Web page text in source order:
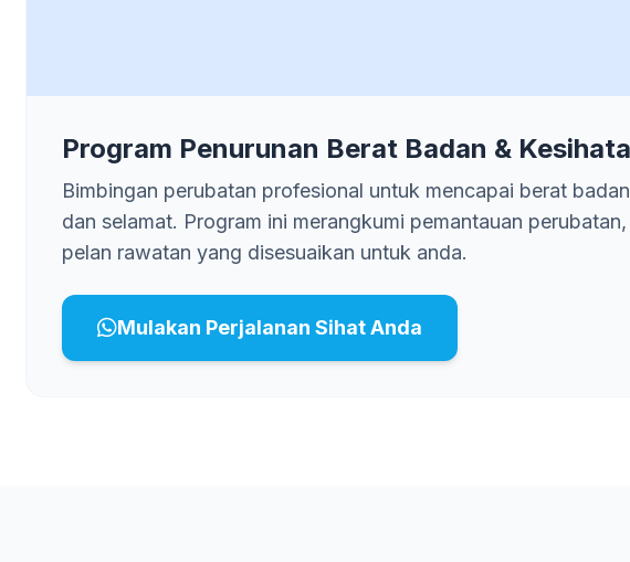
Program Penurunan Berat Badan &
Bimbingan perubatan profesional untuk mencapai berat
dan selamat. Program ini merangkumi pemantauan
pelan rawatan yang disesuaikan untuk anda.
Mulakan Perjalanan Sihat Anda